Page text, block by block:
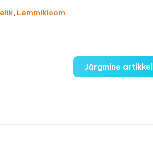
, Lemmikloom
Järgmine artikkel